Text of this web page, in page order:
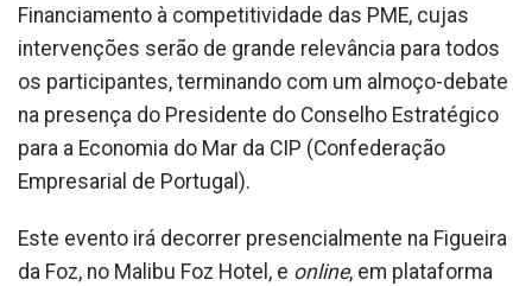
Financiamento à competitividade das PME, cujas
intervenções serão de grande relevância para todos
os participantes, terminando com um almoço-debate
na presença do Presidente do Conselho Estratégico
para a Economia do Mar da CIP (Confederação
Empresarial de Portugal).
Este evento irá decorrer presencialmente na Figueira
da Foz, no Malibu Foz Hotel, e online, em plataforma